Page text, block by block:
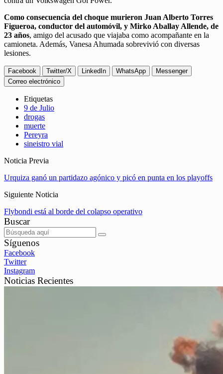
Como consecuencia del choque murieron Juan Alberto Torres
Figueroa, conductor del automóvil, y Mirko Aballay Allende, de
23 años, amigo del acusado que viajaba como acompañante en la
camioneta. Además, Vanesa Ahumada sobrevivió con diversas
lesiones.
Facebook Twitter/X LinkedIn WhatsApp
Messenger
Correo electrónico
Etiquetas
9 de Julio
drogas
muerte
Pereyra
sineistro vial
Noticia Previa
Urquiza ganó un partidazo agónico y picó en punta en los playoffs
Siguiente Noticia
Flybondi está al borde del colapso operativo
Buscar
Síguenos
Facebook
Twitter
Instagram
Noticias Recientes